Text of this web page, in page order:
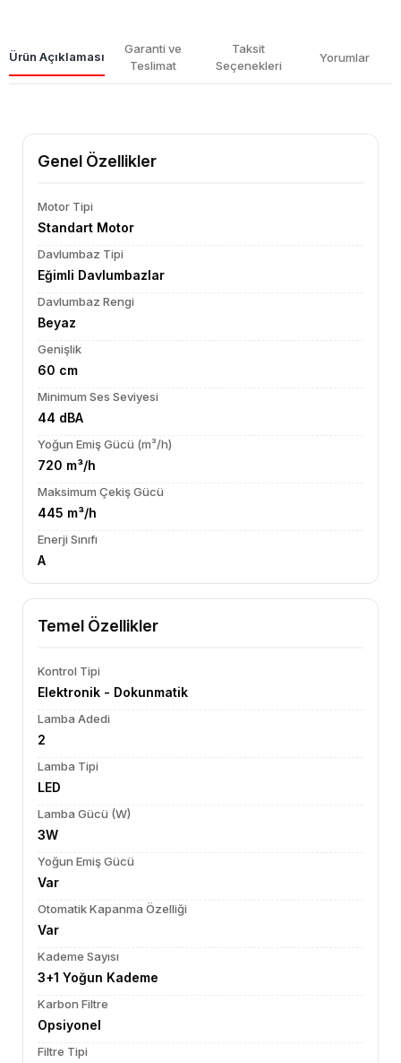
Ürün Açıklaması
Garanti ve
Teslimat
Taksit
Seçenekleri
Yorumlar
Genel Özellikler
Motor Tipi
Standart Motor
Davlumbaz Tipi
Eğimli Davlumbazlar
Davlumbaz Rengi
Beyaz
Genişlik
60 cm
Minimum Ses Seviyesi
44 dBA
Yoğun Emiş Gücü (m³/h)
720 m³/h
Maksimum Çekiş Gücü
445 m³/h
Enerji Sınıfı
A
Temel Özellikler
Kontrol Tipi
Elektronik - Dokunmatik
Lamba Adedi
2
Lamba Tipi
LED
Lamba Gücü (W)
3W
Yoğun Emiş Gücü
Var
Otomatik Kapanma Özelliği
Var
Kademe Sayısı
3+1 Yoğun Kademe
Karbon Filtre
Opsiyonel
Filtre Tipi